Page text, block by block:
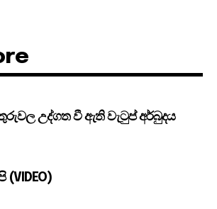
උද්ගත වී ඇති වැටුප් අර්බුදය